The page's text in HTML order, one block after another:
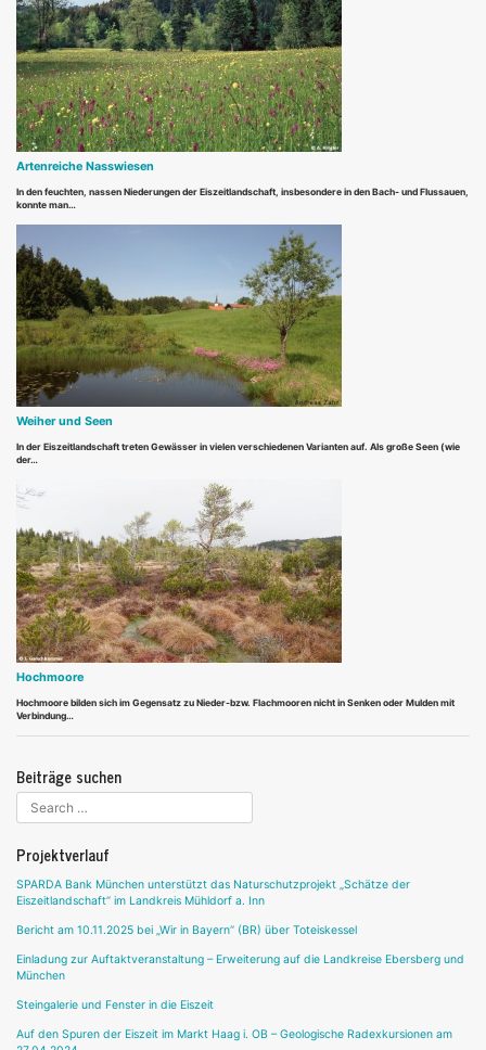
Artenreiche Nasswiesen
In den feuchten, nassen Niederungen der Eiszeitlandschaft, insbesondere in den Bach- und Flussauen,
konnte man…
Weiher und Seen
In der Eiszeitlandschaft treten Gewässer in vielen verschiedenen Varianten auf. Als große Seen (wie
der…
Hochmoore
Hochmoore bilden sich im Gegensatz zu Nieder-bzw. Flachmooren nicht in Senken oder Mulden mit
Verbindung…
Beiträge suchen
Projektverlauf
SPARDA Bank München unterstützt das Naturschutzprojekt „Schätze der
Eiszeitlandschaft“ im Landkreis Mühldorf a. Inn
Bericht am 10.11.2025 bei „Wir in Bayern“ (BR) über Toteiskessel
Einladung zur Auftaktveranstaltung – Erweiterung auf die Landkreise Ebersberg und
München
Steingalerie und Fenster in die Eiszeit
Auf den Spuren der Eiszeit im Markt Haag i. OB – Geologische Radexkursionen am